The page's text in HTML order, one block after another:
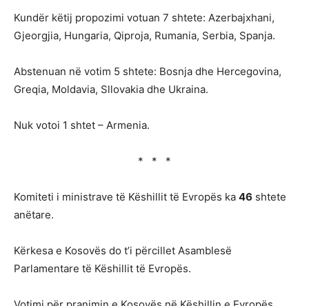
Kundër këtij propozimi votuan 7 shtete: Azerbajxhani,
Gjeorgjia, Hungaria, Qiproja, Rumania, Serbia, Spanja.
Abstenuan në votim 5 shtete: Bosnja dhe Hercegovina,
Greqia, Moldavia, Sllovakia dhe Ukraina.
Nuk votoi 1 shtet – Armenia.
* * *
Komiteti i ministrave të Këshillit të Evropës ka 46 shtete
anëtare.
Kërkesa e Kosovës do t’i përcillet Asamblesë
Parlamentare të Këshillit të Evropës.